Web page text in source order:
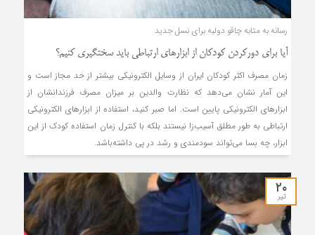
رسانه به مثابه چاقو دولبه برای نسل جدید
آیا برای دورکردن کودکان از ابزارهای ارتباطی باید سختگیری کنیم؟
زمان مصرف اکثر کودکان ایران از وسایل الکترونیکی بیشتر از حد مجاز است و
این آمار نشان‌ می‌دهد که نظارت والدین بر میزان مصرف فرزندانشان از
ابزارهای الکترونیکی پایین است. اما صبر کنید، استفاده از ابزارهای الکترونیکی
ارتباطی به طور مطلق آسیب‌زا نیستند بلکه با کنترل زمان استفاده کودک از این
ابزار، چه بسا می‌تواند سودمندی و رشد در پی داشته‌باشد.
۲۰
تیر